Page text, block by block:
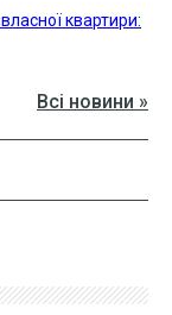
квартири:
Всі новини »